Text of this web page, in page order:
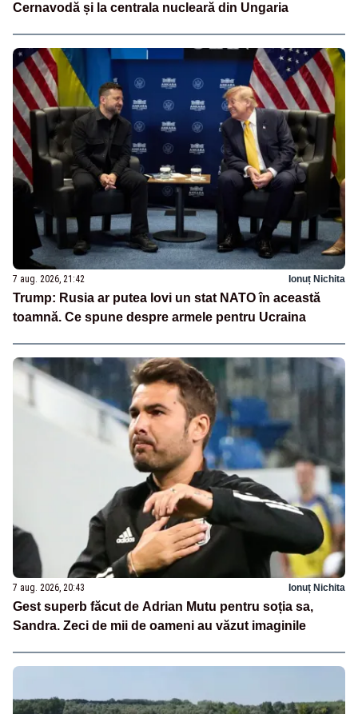
Cernavodă și la centrala nucleară din Ungaria
7 aug. 2026, 21:42 Ionuț Nichita
Trump: Rusia ar putea lovi un stat NATO în această
toamnă. Ce spune despre armele pentru Ucraina
7 aug. 2026, 20:43 Ionuț Nichita
Gest superb făcut de Adrian Mutu pentru soția sa,
Sandra. Zeci de mii de oameni au văzut imaginile